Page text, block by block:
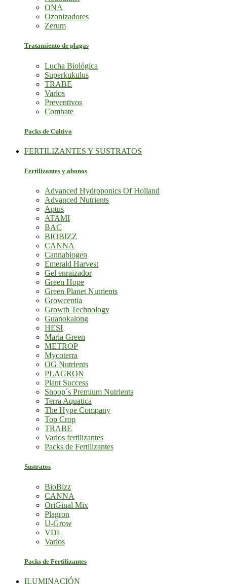
ONA
Ozonizadores
Zerum
Tratamiento de plagas
Lucha Biológica
Superkukulus
TRABE
Varios
Preventivos
Combate
Packs de Cultivo
FERTILIZANTES Y SUSTRATOS
Fertilizantes y abonos
Advanced Hydroponics Of Holland
Advanced Nutrients
Aptus
ATAMI
BAC
BIOBIZZ
CANNA
Cannabiogen
Emerald Harvest
Gel enraizador
Green Hope
Green Planet Nutrients
Growcentia
Growth Technology
Guanokalong
HESI
Maria Green
METROP
Mycoterra
OG Nutrients
PLAGRON
Plant Success
Snoop´s Premium Nutrients
Terra Aquatica
The Hype Company
Top Crop
TRABE
Varios fertilizantes
Packs de Fertilizantes
Sustratos
BioBizz
CANNA
OriGinal Mix
Plagron
U-Grow
VDL
Varios
Packs de Fertilizantes
ILUMINACIÓN